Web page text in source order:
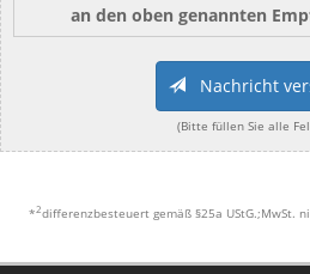
an den oben genannten
Nachricht
(Bitte füllen Sie alle
*2differenzbesteuert gemäß §25a UStG.;MwSt.